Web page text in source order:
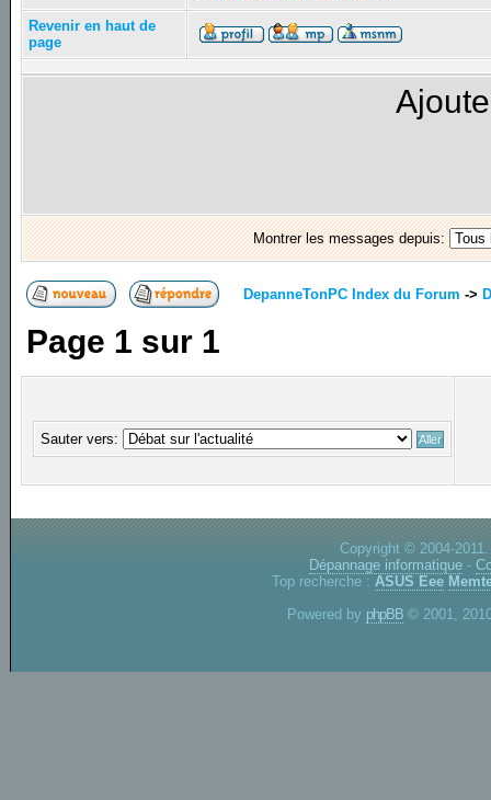
Revenir en haut de
page
Montrer les messages depuis:
DepanneTonPC Index du Forum ->
Page 1 sur 1
Sauter vers:
Copyright © 2004-
Dépannage informatique -
Top recherche : ASUS Eee
Powered by phpBB © 2001,